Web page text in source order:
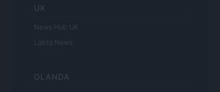
UK
News Hub UK
Lgbtq News
OLANDA